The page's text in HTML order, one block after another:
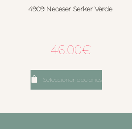
4909 Neceser Serker Verde
46.00€
Seleccionar opciones